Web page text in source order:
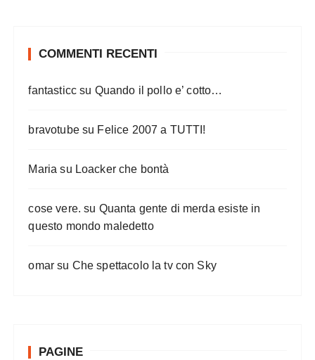
COMMENTI RECENTI
fantasticc su Quando il pollo e’ cotto…
bravotubesu Felice 2007 a TUTTI!
Maria su Loacker che bontà
cose vere. su Quanta gente di merda esiste in
questo mondo maledetto
omar su Che spettacolo la tv con Sky
PAGINE